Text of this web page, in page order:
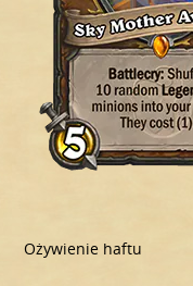
Ożywienie haftu